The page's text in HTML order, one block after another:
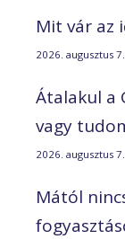
Mit vár az
2026. augusztus 7.
Átalakul a
vagy
2026. augusztus 7.
Mától